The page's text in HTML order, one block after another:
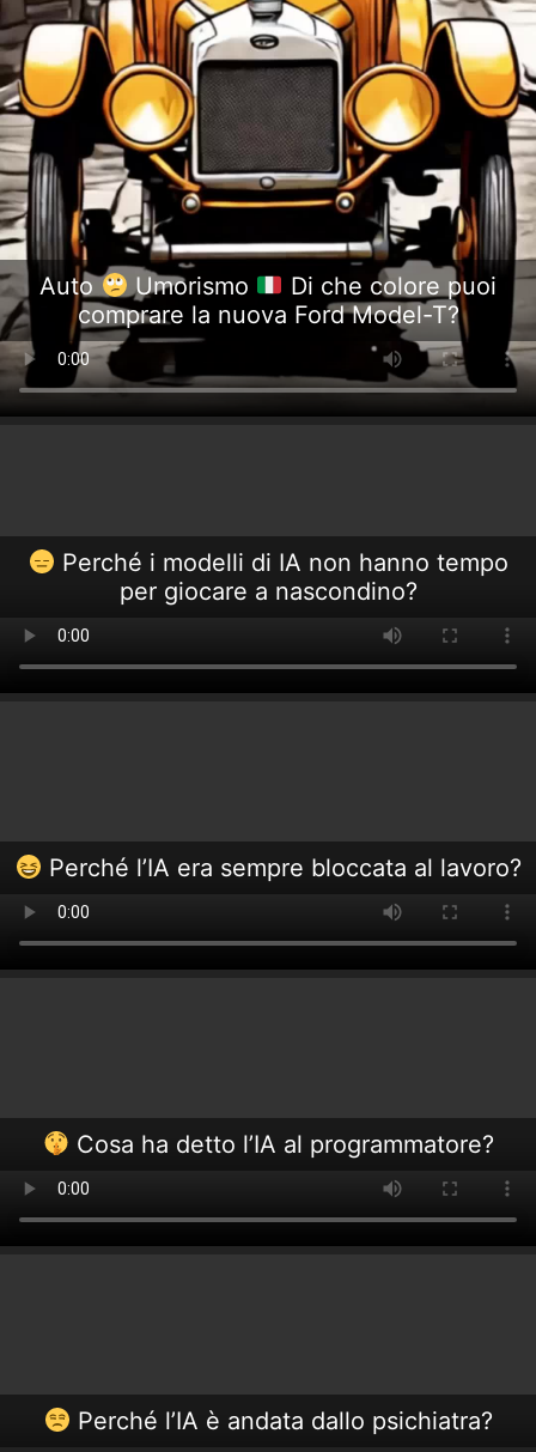
Auto Umorismo
Di che colore puoi
comprare la nuova Ford Model-T?
Perché i modelli di IA non hanno tempo
per giocare a nascondino?
Perché l’IA era sempre bloccata al lavoro?
Cosa ha detto l’IA al programmatore?
Perché l’IA è andata dallo psichiatra?